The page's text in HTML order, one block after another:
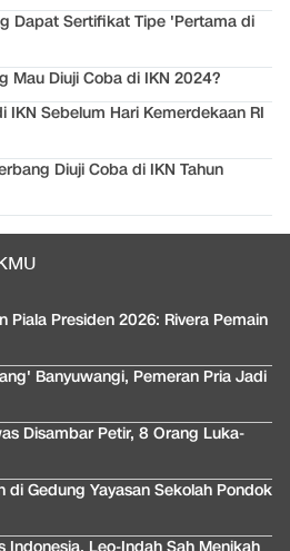
Dapat Sertifikat Tipe 'Pertama di
Mau Diuji Coba di IKN 2024?
IKN Sebelum Hari Kemerdekaan RI
Diuji Coba di IKN Tahun
Piala Presiden 2026: Rivera Pemain
Banyuwangi, Pemeran Pria Jadi
Disambar Petir, 8 Orang Luka-
di Gedung Yayasan Sekolah Pondok